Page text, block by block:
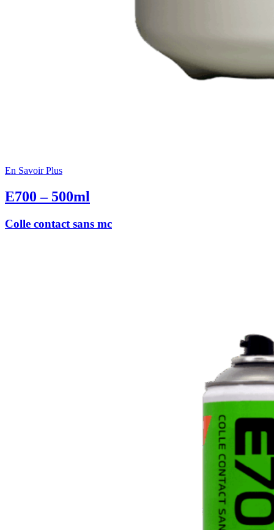
En Savoir Plus
E700 – 500ml
Colle contact sans mc